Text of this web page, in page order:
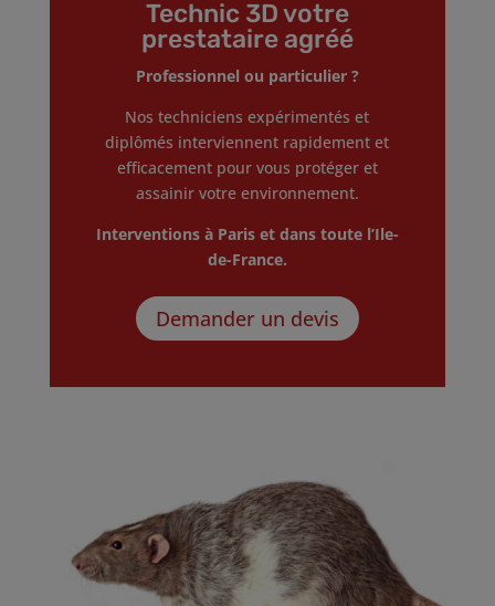
Technic 3D votre
prestataire agréé
Professionnel ou particulier ?
Nos techniciens expérimentés et
diplômés interviennent rapidement et
efficacement pour vous protéger et
assainir votre environnement.
Interventions à Paris et dans toute l’Ile-
de-France.
Demander un devis